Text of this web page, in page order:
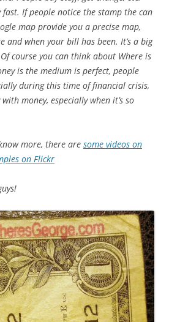
fast. If people notice the stamp the can
map provide you a precise map,
and when your bill has been. It’s a big
course you can think about Where is
is the medium is perfect, people
during this time of financial crisis,
money, especially when it’s so
more, there are some videos on
on Flickr